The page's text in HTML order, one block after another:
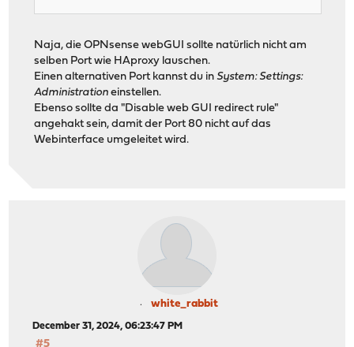
Naja, die OPNsense webGUI sollte natürlich nicht am
selben Port wie HAproxy lauschen.
Einen alternativen Port kannst du in System: Settings:
Administration einstellen.
Ebenso sollte da "Disable web GUI redirect rule"
angehakt sein, damit der Port 80 nicht auf das
Webinterface umgeleitet wird.
white_rabbit
December 31, 2024, 06:23:47 PM
#5